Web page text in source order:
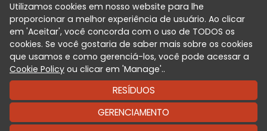
Siga-nos e mantenha-se actualizado
©2026 - Desenvolvido por Targa Telematics - Todos os direitos
reservados
Utilizamos cookies em nosso website para lhe
proporcionar a melhor experiência de usuário. Ao clicar
em 'Aceitar', você concorda com o uso de TODOS os
cookies. Se você gostaria de saber mais sobre os cookies
que usamos e como gerenciá-los, você pode acessar a
Cookie Policy ou clicar em 'Manage'..
RESÍDUOS
GERENCIAMENTO